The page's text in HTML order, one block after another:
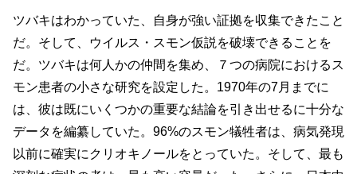
ツバキはわかっていた、自身が強い証拠を収集できたこと
だ。そして、ウイルス・スモン仮説を破壊できることを
だ。ツバキは何人かの仲間を集め、７つの病院におけるス
モン患者の小さな研究を設定した。1970年の7月までに
は、彼は既にいくつかの重要な結論を引き出せるに十分な
データを編纂していた。96%のスモン犠牲者は、病気発現
以前に確実にクリオキノールをとっていた。そして、最も